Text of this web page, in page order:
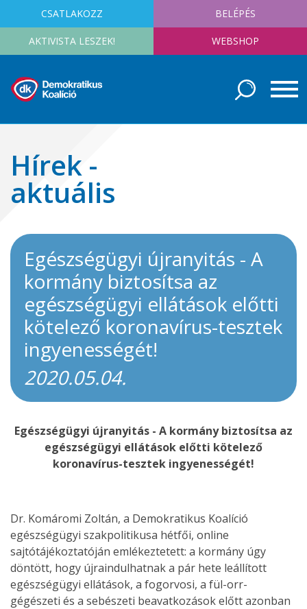
CSATLAKOZZ BELÉPÉS
AKTIVISTA LESZEK! WEBSHOP
Hírek -
aktuális
Egészségügyi újranyitás - A
kormány biztosítsa az
egészségügyi ellátások előtti
kötelező koronavírus-tesztek
ingyenességét!
2020.05.04.
Egészségügyi újranyitás - A kormány biztosítsa az
egészségügyi ellátások előtti kötelező
koronavírus-tesztek ingyenességét!
Dr. Komáromi Zoltán, a Demokratikus Koalíció
egészségügyi szakpolitikusa hétfői, online
sajtótájékoztatóján emlékeztetett: a kormány úgy
döntött, hogy újraindulhatnak a pár hete leállított
egészségügyi ellátások, a fogorvosi, a fül-orr-
gégészeti és a sebészeti beavatkozások előtt azonban